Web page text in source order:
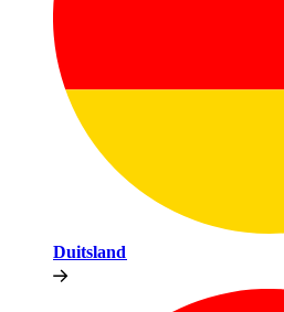
Duitsland​​